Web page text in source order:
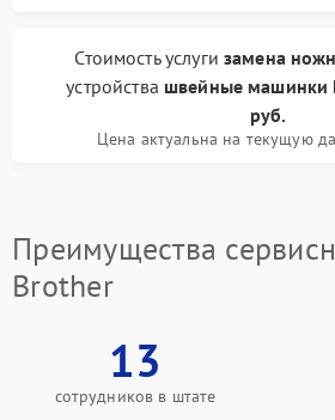
Стоимость услуги замена
устройства швейные машинки
руб.
Цена актуальна на текущую
Преимущества
Brother
13
сотрудников в штате